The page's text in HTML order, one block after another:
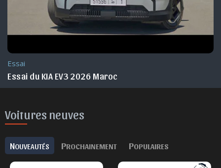
Nouveauté Maroc
KIA Seltos 2026 : lancement au Maroc
Voitures neuves
NOUVEAUTÉS PROCHAINEMENT POPULAIRES